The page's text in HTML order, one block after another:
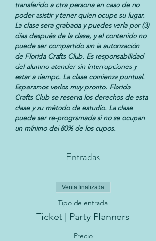
transferido a otra persona en caso de no
poder asistir y tener quien ocupe su lugar.
La clase sera grabada y puedes verla por (3)
días después de la clase, y el contenido no
puede ser compartido sin la autorización
de Florida Crafts Club. Es responsabilidad
del alumno atender sin interrupciones y
estar a tiempo. La clase comienza puntual.
Esperamos verlos muy pronto. Florida
Crafts Club se reserva los derechos de esta
clase y su método de estudio. La clase
puede ser re-programada si no se ocupan
un mínimo del 80% de los cupos.
Entradas
Venta finalizada
Tipo de entrada
Ticket | Party Planners
Precio